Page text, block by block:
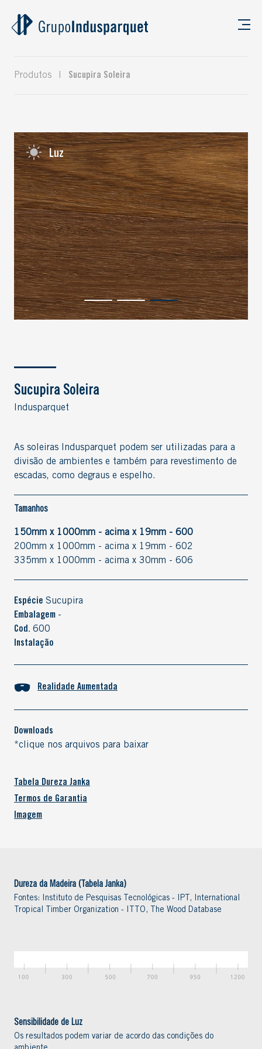
Produtos Sucupira Soleira
Luz
Sucupira Soleira
Indusparquet
As soleiras Indusparquet podem ser utilizadas para a
divisão de ambientes e também para revestimento de
escadas, como degraus e espelho.
Tamanhos
150mm x 1000mm - acima x 19mm - 600
200mm x 1000mm - acima x 19mm - 602
335mm x 1000mm - acima x 30mm - 606
Espécie Sucupira
Embalagem -
Cod. 600
Instalação
Realidade Aumentada
Downloads
*clique nos arquivos para baixar
Tabela Dureza Janka
Termos de Garantia
Imagem
Dureza da Madeira (Tabela Janka)
Fontes: Instituto de Pesquisas Tecnológicas - IPT, International
Tropical Timber Organization - ITTO, The Wood Database
Sensibilidade de Luz
Os resultados podem variar de acordo das condições do